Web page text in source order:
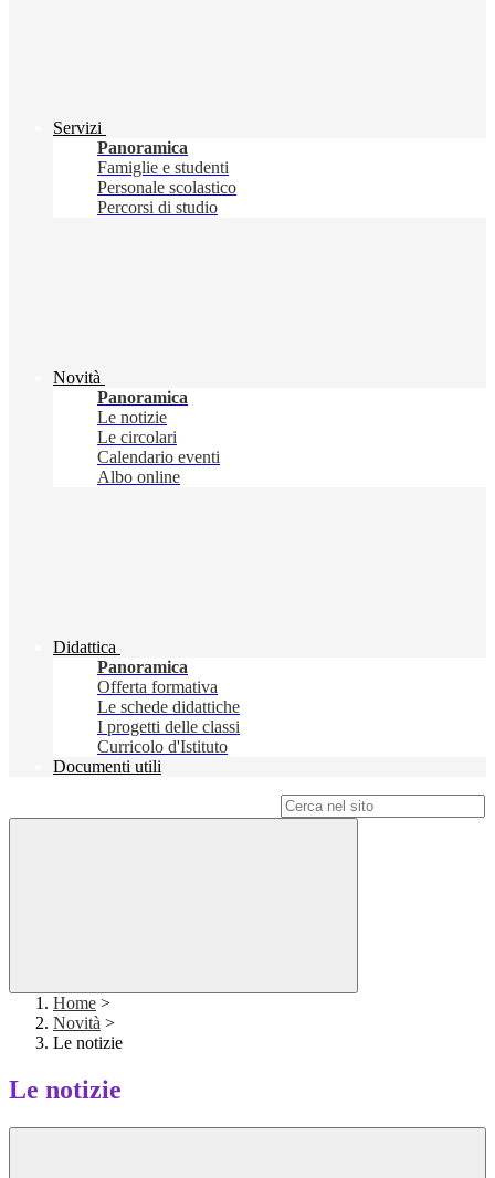
Servizi
Panoramica
Famiglie e studenti
Personale scolastico
Percorsi di studio
Novità
Panoramica
Le notizie
Le circolari
Calendario eventi
Albo online
Didattica
Panoramica
Offerta formativa
Le schede didattiche
I progetti delle classi
Curricolo d'Istituto
Documenti utili
Home >
Novità >
Le notizie
Le notizie